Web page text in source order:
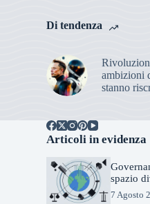
Di tendenza
ambizioni
stanno
Articoli in evidenza
spazio
7 Agosto